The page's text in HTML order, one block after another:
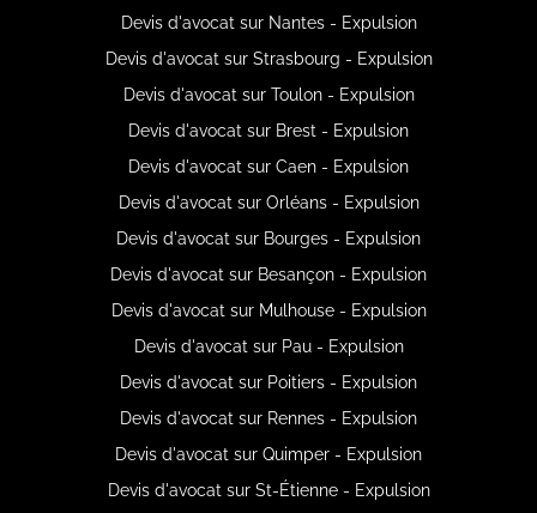
Devis d'avocat sur Nantes - Expulsion
Devis d'avocat sur Strasbourg - Expulsion
Devis d'avocat sur Toulon - Expulsion
Devis d'avocat sur Brest - Expulsion
Devis d'avocat sur Caen - Expulsion
Devis d'avocat sur Orléans - Expulsion
Devis d'avocat sur Bourges - Expulsion
Devis d'avocat sur Besançon - Expulsion
Devis d'avocat sur Mulhouse - Expulsion
Devis d'avocat sur Pau - Expulsion
Devis d'avocat sur Poitiers - Expulsion
Devis d'avocat sur Rennes - Expulsion
Devis d'avocat sur Quimper - Expulsion
Devis d'avocat sur St-Étienne - Expulsion